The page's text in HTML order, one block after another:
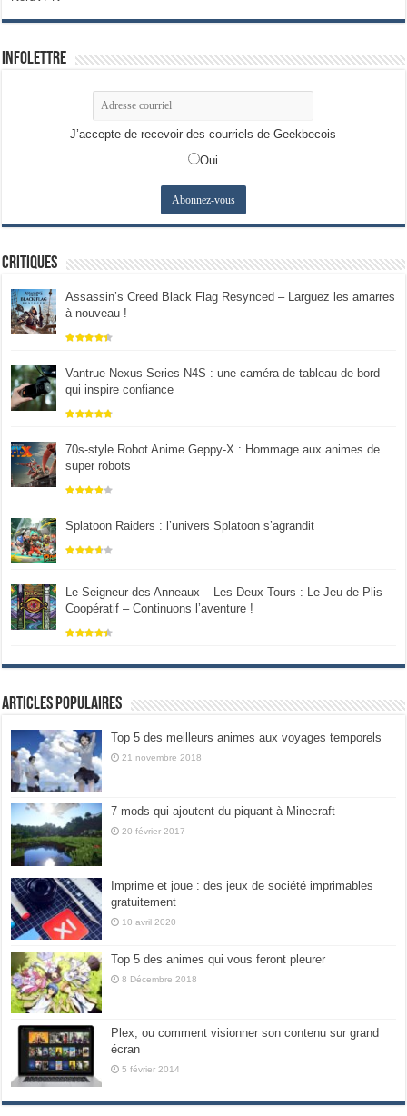
Infolettre
J’accepte de recevoir des courriels de Geekbecois
Oui
Critiques
Assassin’s Creed Black Flag Resynced – Larguez les amarres
à nouveau !
Vantrue Nexus Series N4S : une caméra de tableau de bord
qui inspire confiance
70s-style Robot Anime Geppy-X : Hommage aux animes de
super robots
Splatoon Raiders : l’univers Splatoon s’agrandit
Le Seigneur des Anneaux – Les Deux Tours : Le Jeu de Plis
Coopératif – Continuons l’aventure !
Articles populaires
Top 5 des meilleurs animes aux voyages temporels
21 novembre 2018
7 mods qui ajoutent du piquant à Minecraft
20 février 2017
Imprime et joue : des jeux de société imprimables
gratuitement
10 avril 2020
Top 5 des animes qui vous feront pleurer
8 Décembre 2018
Plex, ou comment visionner son contenu sur grand
écran
5 février 2014